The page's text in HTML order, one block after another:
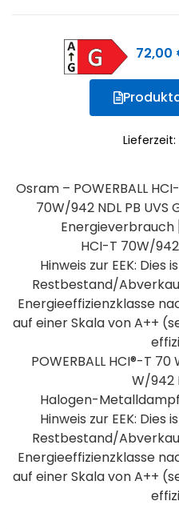
72,00
Lieferzeit:
Osram – POWERBALL
70W/942 NDL PB UVS
Energieverbrauch
HCI-T 70W/942
Hinweis zur EEK:
Restbestand/
Energieeffizienzklasse
auf einer Skala von A++
POWERBALL HCI®-T
W/942
Halogen-
Hinweis zur EEK:
Restbestand/
Energieeffizienzklasse
auf einer Skala von A++